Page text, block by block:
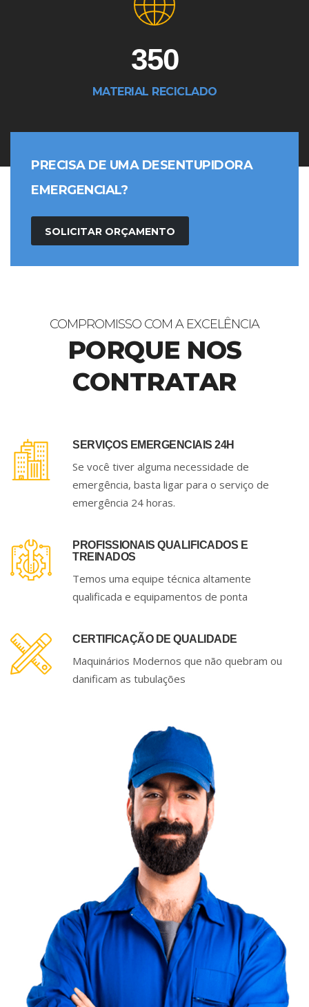
350
MATERIAL RECICLADO
PRECISA DE UMA DESENTUPIDORA
EMERGENCIAL?
SOLICITAR ORÇAMENTO
COMPROMISSO COM A EXCELÊNCIA
PORQUE NOS
CONTRATAR
SERVIÇOS EMERGENCIAIS 24H
Se você tiver alguma necessidade de
emergência, basta ligar para o serviço de
emergência 24 horas.
PROFISSIONAIS QUALIFICADOS E
TREINADOS
Temos uma equipe técnica altamente
qualificada e equipamentos de ponta
CERTIFICAÇÃO DE QUALIDADE
Maquinários Modernos que não quebram ou
danificam as tubulações